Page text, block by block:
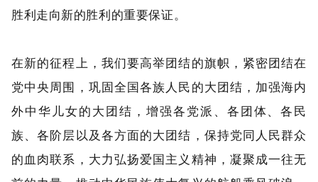
胜利走向新的胜利的重要保证。
在新的征程上，我们要高举团结的旗帜，紧密团结在
党中央周围，巩固全国各族人民的大团结，加强海内
外中华儿女的大团结，增强各党派、各团体、各民
族、各阶层以及各方面的大团结，保持党同人民群众
的血肉联系，大力弘扬爱国主义精神，凝聚成一往无